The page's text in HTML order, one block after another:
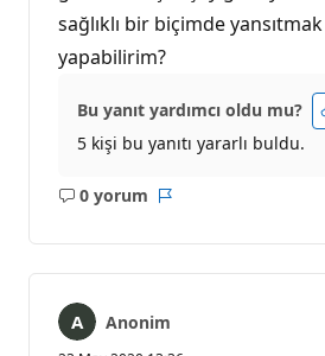
sağlıklı bir biçimde
yapabilirim?
Bu yanıt yardımcı oldu mu?
5 kişi bu yanıtı yararlı buldu.
0 yorum
Açıklama
Anonim